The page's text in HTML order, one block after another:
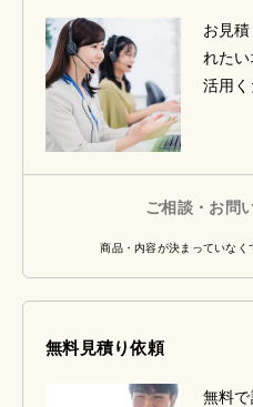
お見
れた
活用く
ご相談・お問
商品・内容が決まっていな
無料見積り依頼
無料